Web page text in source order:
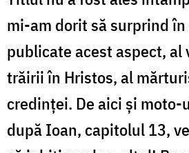
mi-am dorit să surprind
publicate acest aspect,
trăirii în Hristos, al
credinţei. De aici şi moto-
după Ioan, capitolul 13,